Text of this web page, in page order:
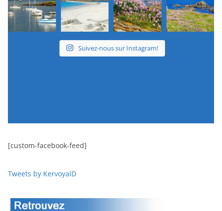
Suivez-nous sur Instagram!
[custom-facebook-feed]
Tweets by KervoyalD